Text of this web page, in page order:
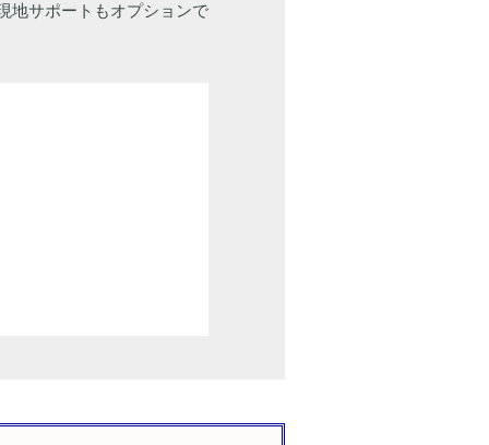
地サポートもオプションで